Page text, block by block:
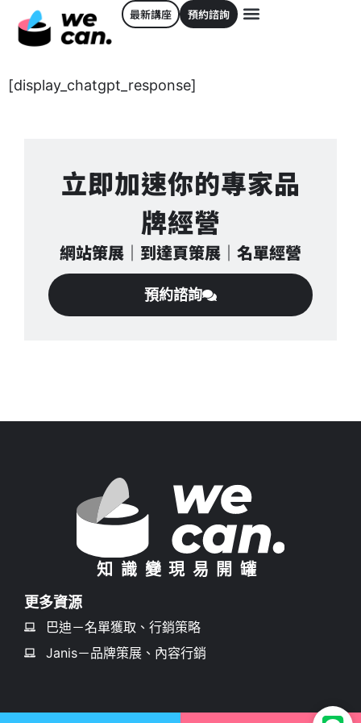
最新講座 預約諮詢
[display_chatgpt_response]
立即加速你的專家品
牌經營
網站策展｜到達頁策展｜名單經營
預約諮詢
知識變現易開罐
更多資源
巴迪－名單獲取、行銷策略
Janis－品牌策展、內容行銷